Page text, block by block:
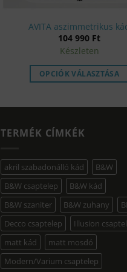
AVITA aszimmetrikus
104 990 Ft
Készleten
OPCIÓK VÁLASZTÁSA
TERMÉK CÍMKÉK
akril szabadonálló kád
B&W
B&W csaptelep
B&W kád
B&W szaniter
B&W zuhany
Decco csaptelep
Illusion
matt kád
matt mosdó
Modern/Varium csaptelep